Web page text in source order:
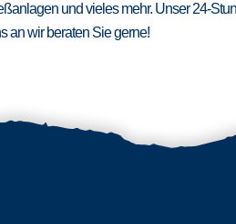
und vieles mehr. Unser 24-
an wir beraten Sie gerne!